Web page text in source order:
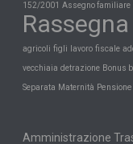
152/2001 Assegno familiare
agricoli figli lavoro fiscale
vecchiaia detrazione Bonus
Separata Maternità Pensione
Amministrazione